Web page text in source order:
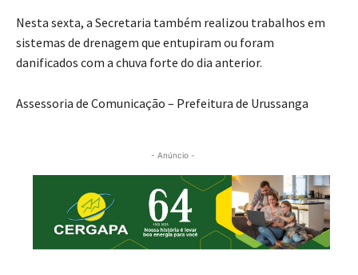
Nesta sexta, a Secretaria também realizou trabalhos em
sistemas de drenagem que entupiram ou foram
danificados com a chuva forte do dia anterior.
Assessoria de Comunicação – Prefeitura de Urussanga
- Anúncio -